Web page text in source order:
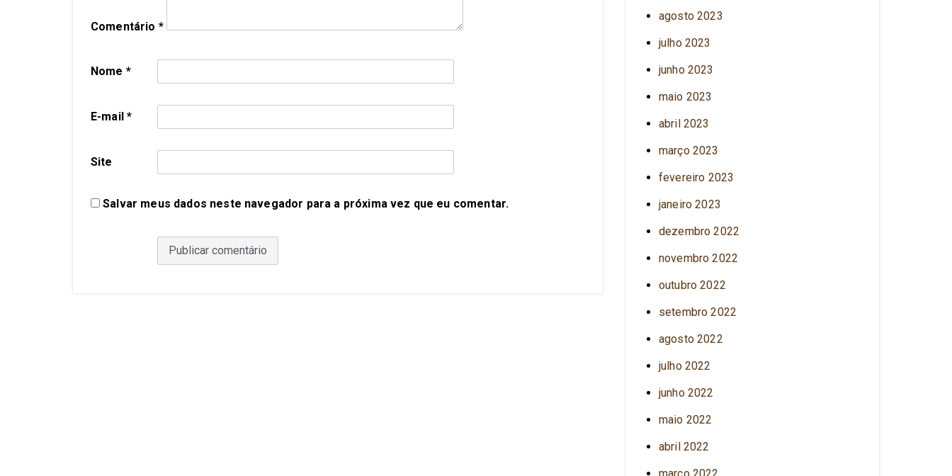
Comentário *
Nome *
E-mail*
Site
Salvar meus dados neste navegador para a próxima vez que eu comentar.
agosto 2023
julho 2023
junho 2023
maio 2023
abril 2023
março 2023
fevereiro 2023
janeiro 2023
dezembro 2022
novembro 2022
outubro 2022
setembro 2022
agosto 2022
julho 2022
junho 2022
maio 2022
abril 2022